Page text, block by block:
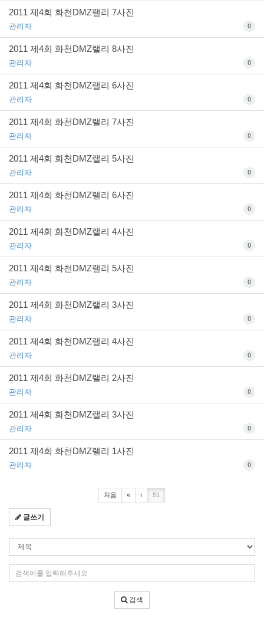
2011 제4회 화천DMZ랠리 7사진
관리자 0
2011 제4회 화천DMZ랠리 8사진
관리자 0
2011 제4회 화천DMZ랠리 6사진
관리자 0
2011 제4회 화천DMZ랠리 7사진
관리자 0
2011 제4회 화천DMZ랠리 5사진
관리자 0
2011 제4회 화천DMZ랠리 6사진
관리자 0
2011 제4회 화천DMZ랠리 4사진
관리자 0
2011 제4회 화천DMZ랠리 5사진
관리자 0
2011 제4회 화천DMZ랠리 3사진
관리자 0
2011 제4회 화천DMZ랠리 4사진
관리자 0
2011 제4회 화천DMZ랠리 2사진
관리자 0
2011 제4회 화천DMZ랠리 3사진
관리자 0
2011 제4회 화천DMZ랠리 1사진
관리자 0
처음 « ‹ 51
글쓰기
색
조
색
어
입
검색